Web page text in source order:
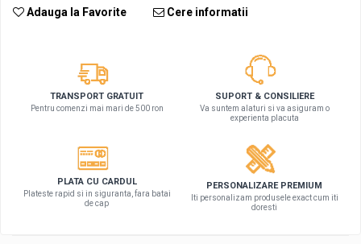
Adauga la Favorite Cere informatii
TRANSPORT GRATUIT
Pentru comenzi mai mari de 500 ron
SUPORT & CONSILIERE
Va suntem alaturi si va asiguram o
experienta placuta
PLATA CU CARDUL
Plateste rapid si in siguranta, fara batai
de cap
PERSONALIZARE PREMIUM
Iti personalizam produsele exact cum iti
doresti